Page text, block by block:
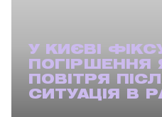
У КИЄВІ
ПОГІРШЕННЯ
ПОВІТРЯ
СИТУАЦІЯ В